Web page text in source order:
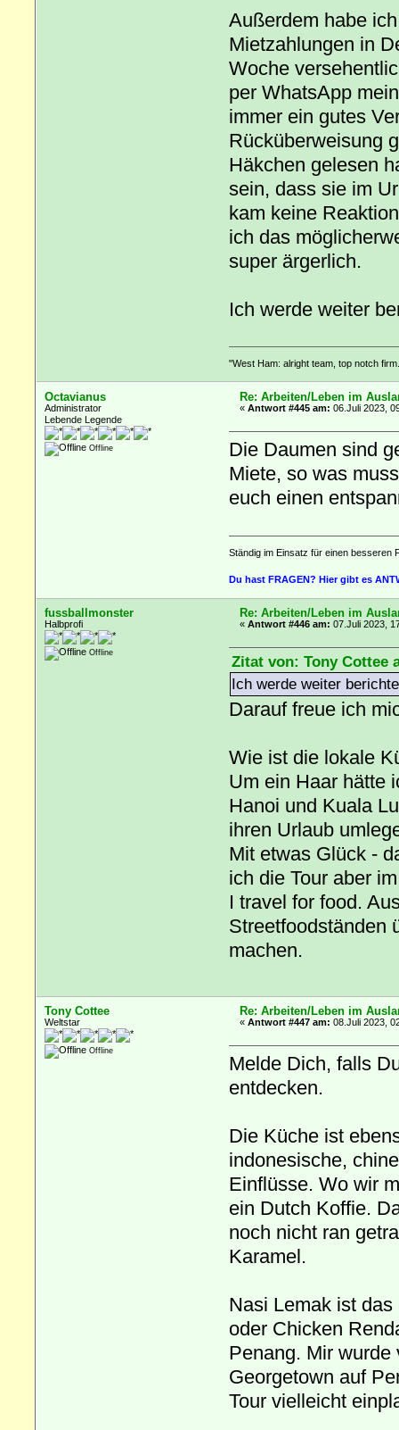
Außerdem habe
Mietzahlungen in
Woche
per WhatsApp
immer ein gutes
Rücküberweisung
Häkchen gelesen
sein, dass sie im
kam keine
ich das
super ärgerlich.
Ich werde weiter
"West Ham: alright team, top notch
Octavianus
Administrator
Lebende Legende
Offline
Re: Arbeiten/Leben im
«Antwort #445 am: 06.Juli 2023,
Die Daumen sind
Miete, so was
euch einen
Ständig im Einsatz für einen besseren
Du hast FRAGEN? Hier gibt es
fussballmonster
Halbprofi
Offline
Re: Arbeiten/Leben im
«Antwort #446 am: 07.Juli 2023,
Zitat von: Tony Cottee
Ich werde weiter
Darauf freue ich
Wie ist die lokale
Um ein Haar hätte
Hanoi und Kuala
ihren Urlaub
Mit etwas Glück -
ich die Tour aber
I travel for food.
Streetfoodständen
machen.
Tony Cottee
Weltstar
Offline
Re: Arbeiten/Leben im
«Antwort #447 am: 08.Juli 2023,
Melde Dich, falls
entdecken.
Die Küche ist
indonesische,
Einflüsse. Wo wir
ein Dutch Koffie.
noch nicht ran
Karamel.
Nasi Lemak ist
oder Chicken
Penang. Mir
Georgetown auf
Tour vielleicht